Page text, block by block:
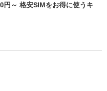
円～ 格安SIMをお得に使うキ